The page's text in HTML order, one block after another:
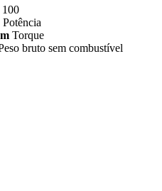
100
Potência
Torque
bruto sem combustível